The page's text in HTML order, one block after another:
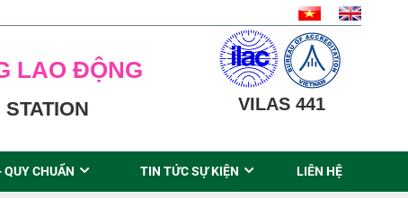
LAO ĐỘNG
VILAS 441
QUY CHUẨN TIN TỨC SỰ KIỆN LIÊN HỆ